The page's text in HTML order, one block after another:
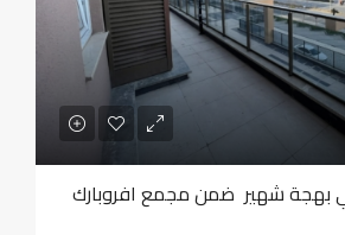
شقة 2+1 في بهجة شهير ضمن مجمع افروبارك